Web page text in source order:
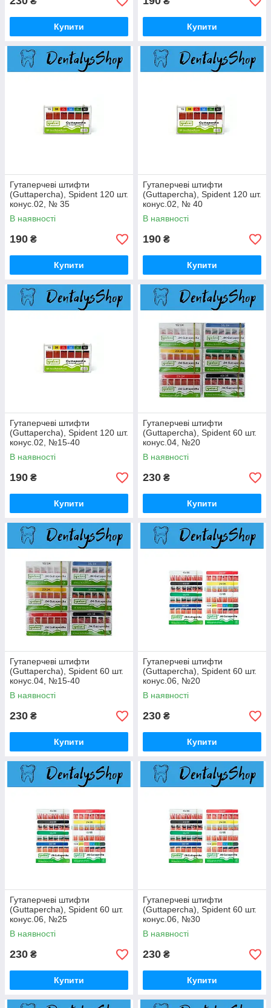
Купити Купити
Гутаперчеві штифти
(Guttapercha), Spident 120 шт.
конус.02, № 35
В наявності
190 ₴
Купити
Гутаперчеві штифти
(Guttapercha), Spident 120 шт.
конус.02, № 40
В наявності
190 ₴
Купити
Гутаперчеві штифти
(Guttapercha), Spident 120 шт.
конус.02, №15-40
В наявності
190 ₴
Купити
Гутаперчеві штифти
(Guttapercha), Spident 60 шт.
конус.04, №20
В наявності
230 ₴
Купити
Гутаперчеві штифти
(Guttapercha), Spident 60 шт.
конус.04, №15-40
В наявності
230 ₴
Купити
Гутаперчеві штифти
(Guttapercha), Spident 60 шт.
конус.06, №20
В наявності
230 ₴
Купити
Гутаперчеві штифти
(Guttapercha), Spident 60 шт.
конус.06, №25
В наявності
230 ₴
Купити
Гутаперчеві штифти
(Guttapercha), Spident 60 шт.
конус.06, №30
В наявності
230 ₴
Купити